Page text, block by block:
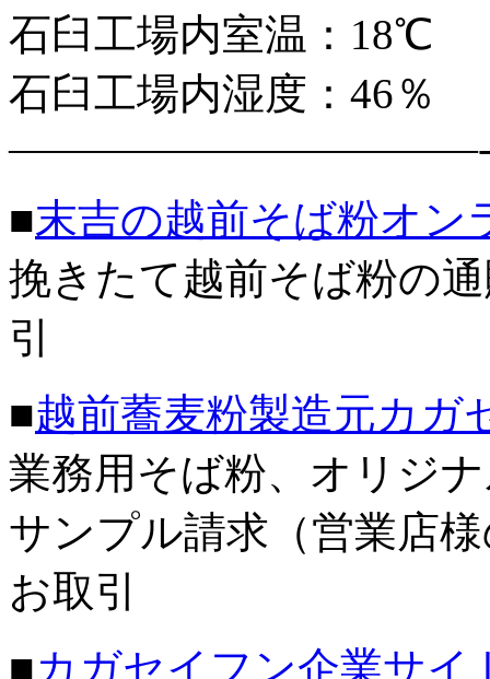
石臼工場内室温：18℃
石臼工場内湿度：46％
■末吉の越前そば粉オン
挽きたて越前そば粉の
引
■越前蕎麦粉製造元カガ
業務用そば粉、オリジ
サンプル請求（営業店
お取引
■カガセイフン企業サイ